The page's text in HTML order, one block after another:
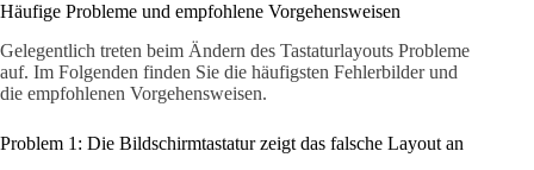
Häufige Probleme und empfohlene Vorgehensweisen
Gelegentlich treten beim Ändern des Tastaturlayouts Probleme
auf. Im Folgenden finden Sie die häufigsten Fehlerbilder und
die empfohlenen Vorgehensweisen.
Problem 1: Die Bildschirmtastatur zeigt das falsche Layout an